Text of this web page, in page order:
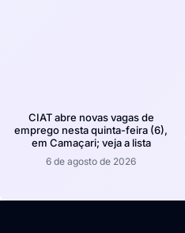
CIAT abre novas vagas de
emprego nesta quinta-feira (6),
em Camaçari; veja a lista
6 de agosto de 2026